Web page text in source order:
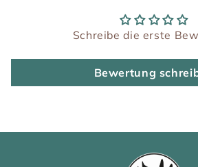
Schreibe die erste
Bewertung